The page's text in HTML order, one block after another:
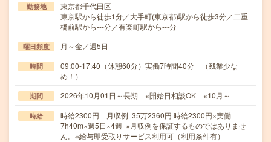
勤務地
東京都千代田区
東京駅から徒歩1分／大手町(東京都)駅から徒歩3分／二重
橋前駅から---分／有楽町駅から---分
曜日頻度 月～金／週5日
時間
09:00-17:40（休憩60分）実働7時間40分 （残業少な
め！）
期間 2026年10月01日～長期 ※開始日相談OK ※10月～
時給
時給2300円 月収例 35万2360円 時給2300円×実働
7h40m×週5日×4週 ※月収例を保証するものではありませ
ん。※給与即受取りサービス利用可（利用条件有）